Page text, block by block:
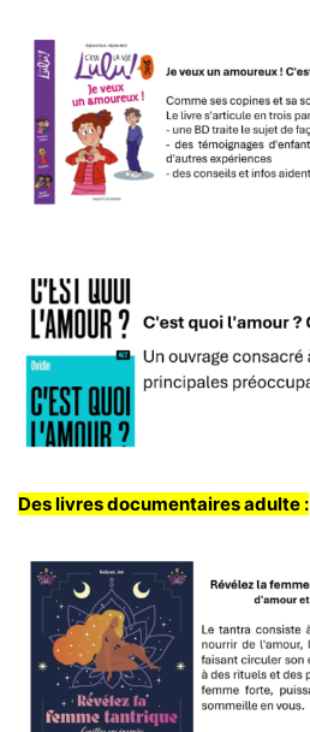
Des livres documentaires adulte :